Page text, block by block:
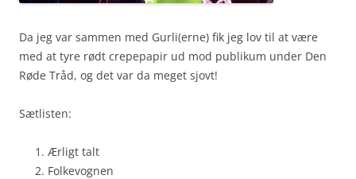
Da jeg var sammen med Gurli(erne) fik jeg lov til at være
med at tyre rødt crepepapir ud mod publikum under Den
Røde Tråd, og det var da meget sjovt!
Sætlisten:
Ærligt talt
Folkevognen